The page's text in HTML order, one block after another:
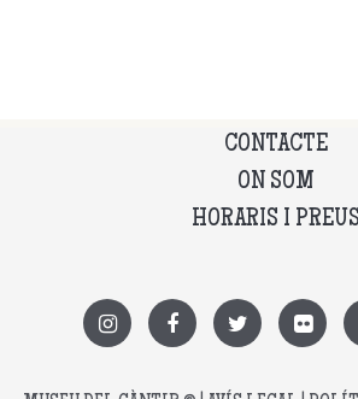
CONTACTE
ON SOM
HORARIS I PREUS